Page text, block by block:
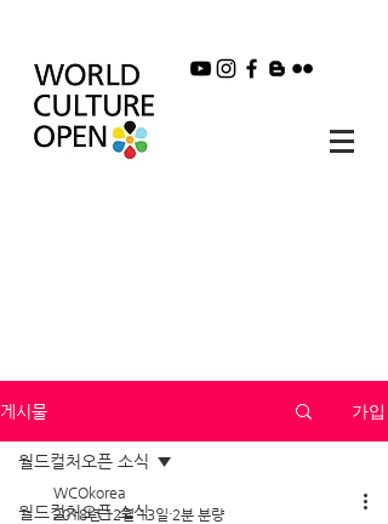
게시물 가입
월드컬처오픈 소식
월드컬처오픈 소식
WCOkorea
2018년 12월 13일 2분 분량